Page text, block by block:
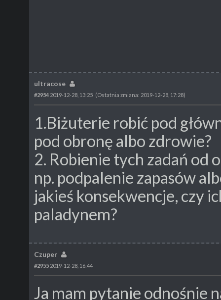
ultracose
#2954 2019-12-28, 13:25 (Ostatnia zmiana: 2019-12-28, 17:28)
1.Biżuterie robić pod
pod obronę albo zdrowie?
2. Robienie tych zadań od
np. podpalenie zapasów
jakieś konsekwencje, czy
paladynem?
Czuper
#2955 2019-12-28, 16:44
Ja mam pytanie odnośnie